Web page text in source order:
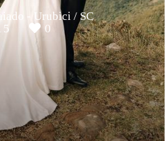
- Urubici / SC
0